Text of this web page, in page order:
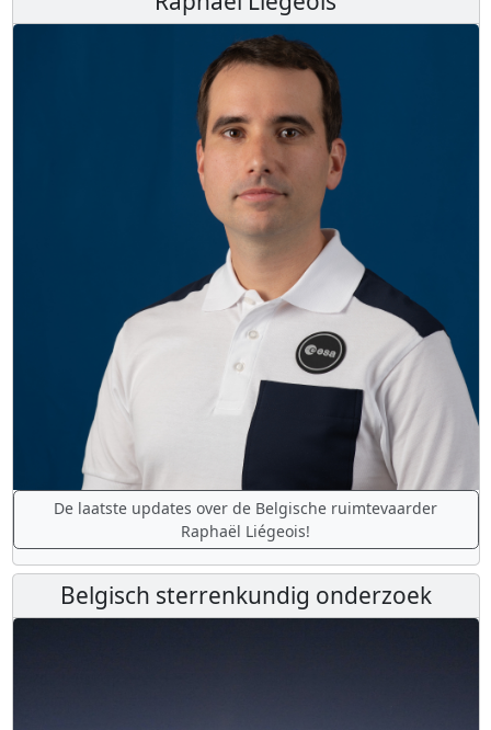
De laatste updates over de Belgische ruimtevaarder
Raphaël Liégeois!
Belgisch sterrenkundig onderzoek